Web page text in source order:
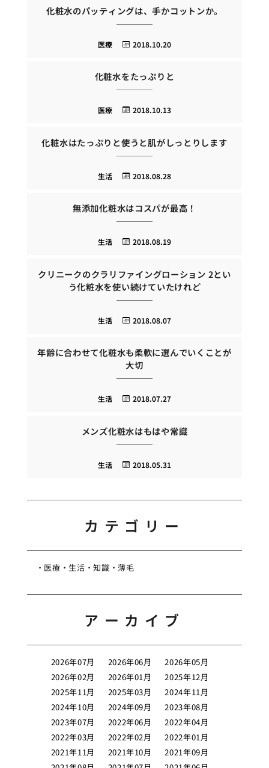
化粧水のパッティングは、手かコットンか。
2018.10.20
医療
化粧水をたっぷりと
2018.10.13
医療
化粧水はたっぷりと使うと肌がしっとりします
2018.08.28
生活
無添加化粧水はコスパが最高！
2018.08.19
生活
クリニークのクラリファイングローション 2とい
う化粧水を使い続けていたけれど
2018.08.07
生活
年齢に合わせて化粧水も柔軟に選んでいくことが
大切
2018.07.27
生活
メンズ化粧水はもはや常識
2018.05.31
生活
カテゴリー
医療 生活 知識 薄毛
アーカイブ
2026年07月 2026年06月
2026年05月
2026年02月
2026年01月
2025年12月
2025年11月
2025年03月
2024年11月
2024年10月
2024年09月
2023年08月
2023年07月
2022年06月
2022年04月
2022年03月
2022年02月
2022年01月
2021年11月
2021年10月
2021年09月